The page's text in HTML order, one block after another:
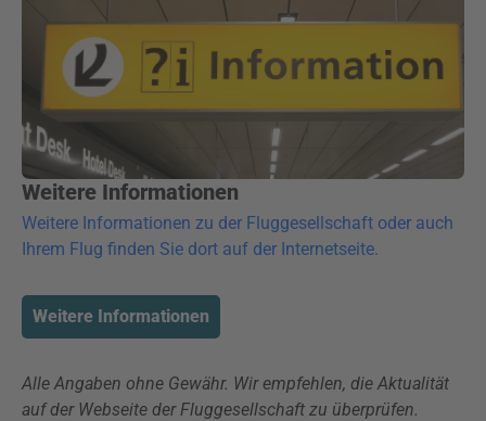
Weitere Informationen
Weitere Informationen zu der Fluggesellschaft oder auch
Ihrem Flug finden Sie dort auf der Internetseite.
Weitere Informationen
Alle Angaben ohne Gewähr. Wir empfehlen, die Aktualität
auf der Webseite der Fluggesellschaft zu überprüfen.